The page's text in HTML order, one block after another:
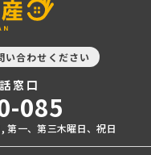
い合わせください
窓口
085
第一、第三木曜日、祝日